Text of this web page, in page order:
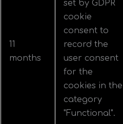
11
months
set by GDPR
cookie
consent to
record the
user consent
for the
cookies in the
category
"Functional".